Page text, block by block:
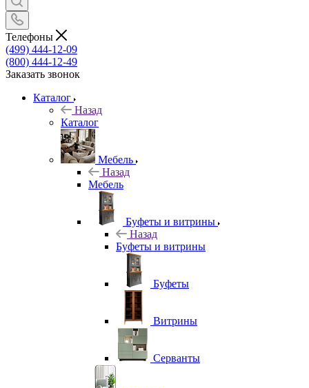
Телефоны
(499) 444-12-09
(800) 444-12-49
Заказать звонок
Каталог
Назад
Каталог
Мебель
Назад
Мебель
Буфеты и витрины
Назад
Буфеты и витрины
Буфеты
Витрины
Серванты